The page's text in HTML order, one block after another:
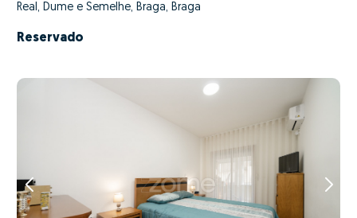
Real, Dume e Semelhe, Braga, Braga
Reservado